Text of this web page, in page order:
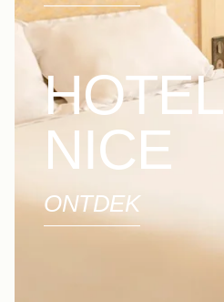
HOTEL
NICE
ONTDEK